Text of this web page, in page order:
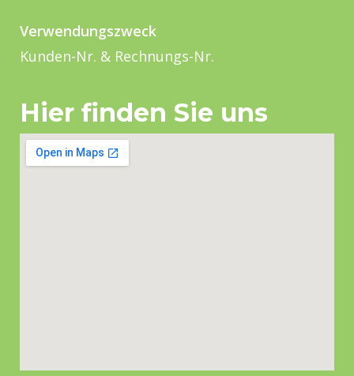
Verwendungszweck
Kunden-Nr. & Rechnungs-Nr.
Hier finden Sie uns